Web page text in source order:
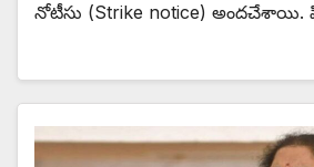
నోటీసు (Strike notice) అందచేశాయి.